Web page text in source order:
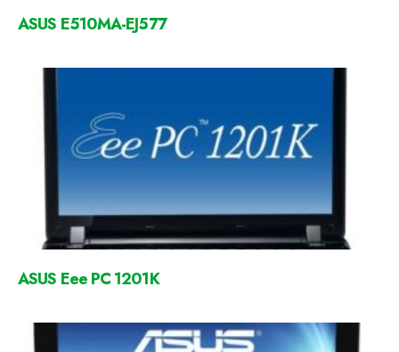
ASUS E510MA-EJ577
ASUS Eee PC 1201K